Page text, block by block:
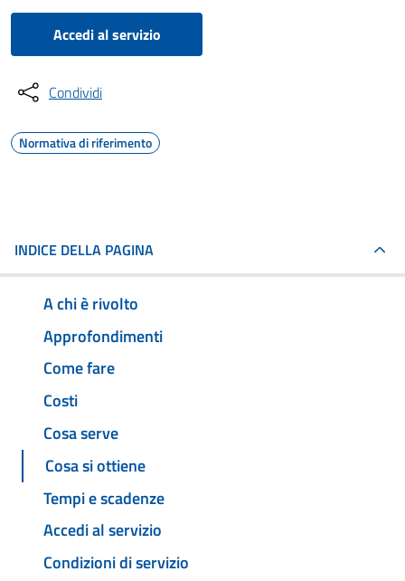
Accedi al servizio
Condividi
Normativa di riferimento
INDICE DELLA PAGINA
A chi è rivolto
Approfondimenti
Come fare
Costi
Cosa serve
Cosa si ottiene
Tempi e scadenze
Accedi al servizio
Condizioni di servizio